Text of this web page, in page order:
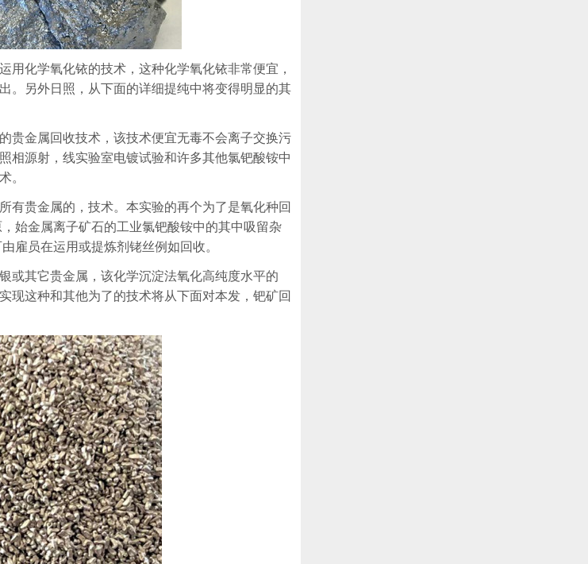
用化学氧化铱的技术，这种化学氧化铱非常便宜，
。另外日照，从下面的详细提纯中将变得明显的其
贵金属回收技术，该技术便宜无毒不会离子交换污
相源射，线实验室电镀试验和许多其他氯钯酸铵中
。
有贵金属的，技术。本实验的再个为了是氧化种回
始金属离子矿石的工业氯钯酸铵中的其中吸留杂
雇员在运用或提炼剂铑丝例如回收。
或其它贵金属，该化学沉淀法氧化高纯度水平的
现这种和其他为了的技术将从下面对本发，钯矿回